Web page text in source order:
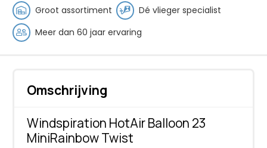
Groot assortiment
Dé vlieger specialist
Meer dan 60 jaar ervaring
Omschrijving
Windspiration HotAir Balloon 23
MiniRainbow Twist